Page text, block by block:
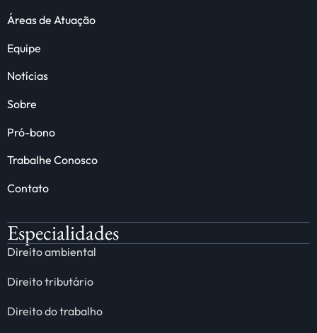
Áreas de Atuação
Equipe
Notícias
Sobre
Pró-bono
Trabalhe Conosco
Contato
Especialidades
Direito ambiental
Direito tributário
Direito do trabalho